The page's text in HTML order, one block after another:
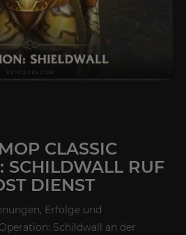
CLASSIC
SCHILDWALL RUF
DIENST
Erfolge und
Schildwall an der